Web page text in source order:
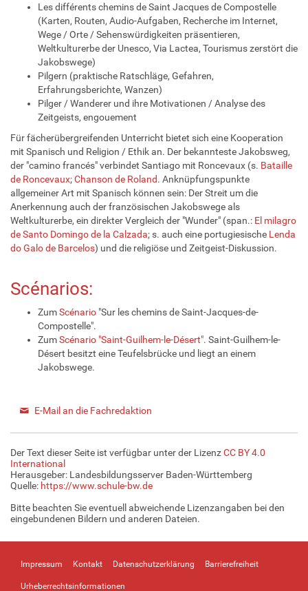
Les différents chemins de Saint Jacques de Compostelle
(Karten, Routen, Audio-Aufgaben, Recherche im Internet,
Wege / Orte / Sehenswürdigkeiten präsentieren,
Weltkulturerbe der Unesco, Via Lactea, Tourismus zerstört die
Jakobswege)
Pilgern (praktische Ratschläge, Gefahren,
Erfahrungsberichte, Wanzen)
Pilger / Wanderer und ihre Motivationen / Analyse des
Zeitgeists, engouement
Für fächerübergreifenden Unterricht bietet sich eine Kooperation
mit Spanisch und Religion / Ethik an. Der bekannteste Jakobsweg,
der "camino francés" verbindet Santiago mit Roncevaux (s. Bataille
de Roncevaux;Chanson de Roland. Anknüpfungspunkte
allgemeiner Art mit Spanisch können sein: Der Streit um die
Anerkennung auch der französischen Jakobswege als
Weltkulturerbe, ein direkter Vergleich der "Wunder" (span.: El milagro
de Santo Domingo de la Calzada; s. auch eine portugiesische Lenda
do Galo de Barcelos) und die religiöse und Zeitgeist-Diskussion.
Scénarios:
ZumScénario "Sur les chemins de Saint-Jacques-de-
Compostelle".
ZumScénario "Saint-Guilhem-le-Désert". Saint-Guilhem-le-
Désert besitzt eine Teufelsbrücke und liegt an einem
Jakobswege.
E-Mail an die Fachredaktion
Der Text dieser Seite ist verfügbar unter der LizenzCC BY 4.0
International
Herausgeber: Landesbildungsserver Baden-Württemberg
Quelle: https://www.schule-bw.de
Bitte beachten Sie eventuell abweichende Lizenzangaben bei den
eingebundenen Bildern und anderen Dateien.
Impressum Kontakt Datenschutzerklärung Barrierefreiheit
Urheberrechtsinformationen